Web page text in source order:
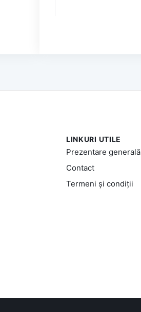
LINKURI UTILE
Prezentare generală
Contact
Termeni și condiții